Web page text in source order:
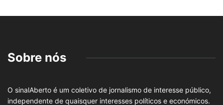
Sobre nós
O sinalAberto é um coletivo de jornalismo de interesse público,
independente de quaisquer interesses políticos e económicos.